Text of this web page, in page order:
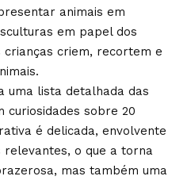
animais em
em papel dos
crianças criem, recortem e
uma lista detalhada das
curiosidades sobre 20
é delicada, envolvente
o que a torna
mas também uma